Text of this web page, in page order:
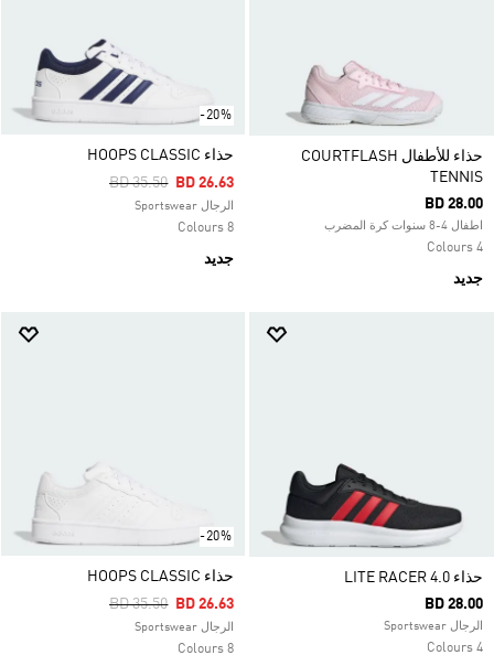
حذاء للأطفال COURTFLASH
TENNIS
BD 28.00
اطفال 4-8 سنوات كرة المضرب
4 Colours
جديد
-20%
حذاء HOOPS CLASSIC
Price Reduced From
BD 35.50ToBD 26.63
الرجال Sportswear
8 Colours
جديد
حذاء LITE RACER 4.0
BD 28.00
الرجال Sportswear
4 Colours
-20%
حذاء HOOPS CLASSIC
Price Reduced From
BD 35.50ToBD 26.63
الرجال Sportswear
8 Colours